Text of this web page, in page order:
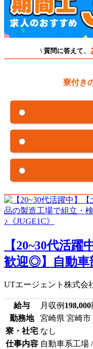
\ 質問に答えて、
寮付き
【20~30代活
歓迎◎】自動車
UTエージェント株式会
給与 月収例 198,000
勤務地
宮崎県 宮崎市
寮・社宅 なし
仕事内容 自動車系工場